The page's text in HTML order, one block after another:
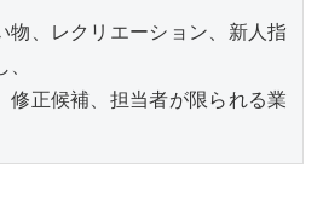
物、レクリエーション、新人指
修正候補、担当者が限られる業